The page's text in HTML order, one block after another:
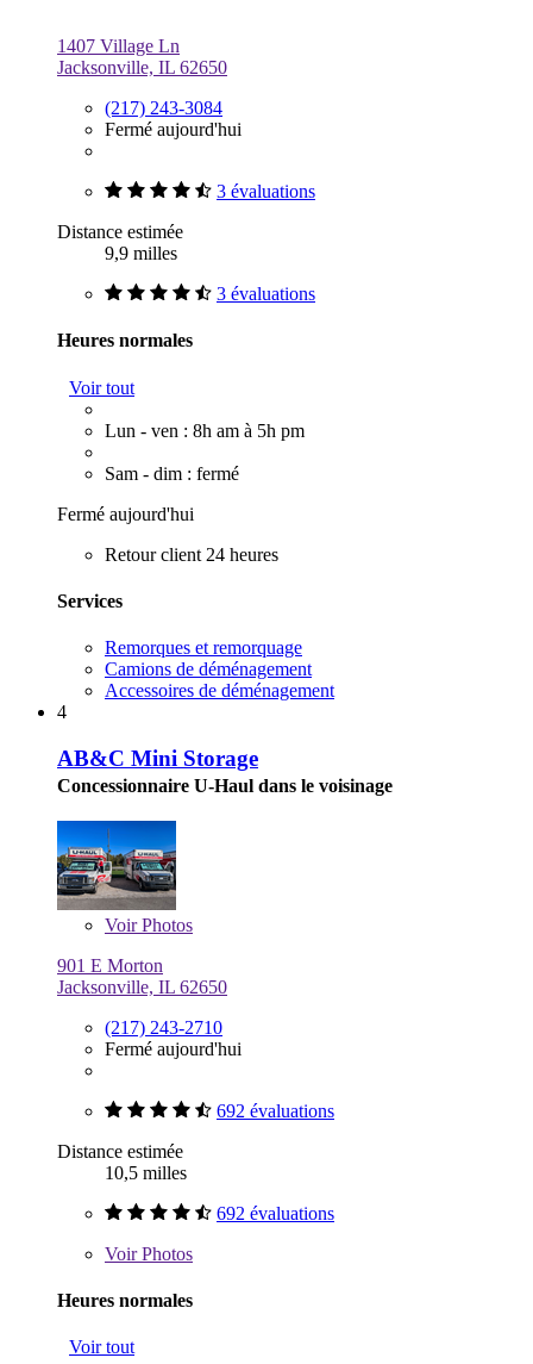
1407 Village Ln
Jacksonville, IL 62650
(217) 243-3084
Fermé aujourd'hui
3 évaluations
Distance estimée
9,9 milles
3 évaluations
Heures normales
Voir tout
Lun - ven : 8h am à 5h pm
Sam - dim : fermé
Fermé aujourd'hui
Retour client 24 heures
Services
Remorques et remorquage
Camions de déménagement
Accessoires de déménagement
4
AB&C Mini Storage
Concessionnaire U-Haul dans le voisinage
VoirPhotos
901 E Morton
Jacksonville, IL 62650
(217) 243-2710
Fermé aujourd'hui
692 évaluations
Distance estimée
10,5 milles
692 évaluations
VoirPhotos
Heures normales
Voir tout